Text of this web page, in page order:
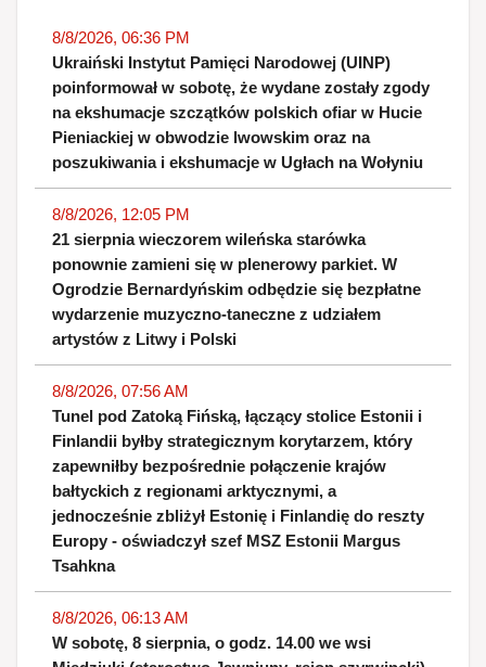
8/8/2026, 06:36 PM
Ukraiński Instytut Pamięci Narodowej (UINP)
poinformował w sobotę, że wydane zostały zgody
na ekshumacje szczątków polskich ofiar w Hucie
Pieniackiej w obwodzie lwowskim oraz na
poszukiwania i ekshumacje w Ugłach na Wołyniu
8/8/2026, 12:05 PM
21 sierpnia wieczorem wileńska starówka
ponownie zamieni się w plenerowy parkiet. W
Ogrodzie Bernardyńskim odbędzie się bezpłatne
wydarzenie muzyczno-taneczne z udziałem
artystów z Litwy i Polski
8/8/2026, 07:56 AM
Tunel pod Zatoką Fińską, łączący stolice Estonii i
Finlandii byłby strategicznym korytarzem, który
zapewniłby bezpośrednie połączenie krajów
bałtyckich z regionami arktycznymi, a
jednocześnie zbliżył Estonię i Finlandię do reszty
Europy - oświadczył szef MSZ Estonii Margus
Tsahkna
8/8/2026, 06:13 AM
W sobotę, 8 sierpnia, o godz. 14.00 we wsi